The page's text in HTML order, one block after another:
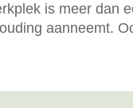
is meer dan
aanneemt.